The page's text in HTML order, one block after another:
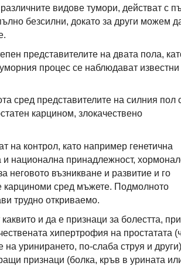
видове тумори, действат с
безсилни, докато за други можем
представителите на двата пола,
процес се наблюдават известни
сред представителите на силния пол
карцином, злокачествено
на контрол, като например генетична
и национална принадлежност,
неговото възникване и развитие и го
карциноми сред мъжете. Подмолното
трудно откриваемо.
и да е признаци за болестта,
хипертрофия на простатата
на уринирането, по-слаба струя и
признаци (болка, кръв в урината